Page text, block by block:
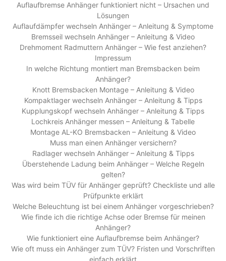
Auflaufbremse Anhänger funktioniert nicht – Ursachen und
Lösungen
Auflaufdämpfer wechseln Anhänger – Anleitung & Symptome
Bremsseil wechseln Anhänger – Anleitung & Video
Drehmoment Radmuttern Anhänger – Wie fest anziehen?
Impressum
In welche Richtung montiert man Bremsbacken beim
Anhänger?
Knott Bremsbacken Montage – Anleitung & Video
Kompaktlager wechseln Anhänger – Anleitung & Tipps
Kupplungskopf wechseln Anhänger – Anleitung & Tipps
Lochkreis Anhänger messen – Anleitung & Tabelle
Montage AL-KO Bremsbacken – Anleitung & Video
Muss man einen Anhänger versichern?
Radlager wechseln Anhänger – Anleitung & Tipps
Überstehende Ladung beim Anhänger – Welche Regeln
gelten?
Was wird beim TÜV für Anhänger geprüft? Checkliste und alle
Prüfpunkte erklärt
Welche Beleuchtung ist bei einem Anhänger vorgeschrieben?
Wie finde ich die richtige Achse oder Bremse für meinen
Anhänger?
Wie funktioniert eine Auflaufbremse beim Anhänger?
Wie oft muss ein Anhänger zum TÜV? Fristen und Vorschriften
einfach erklärt